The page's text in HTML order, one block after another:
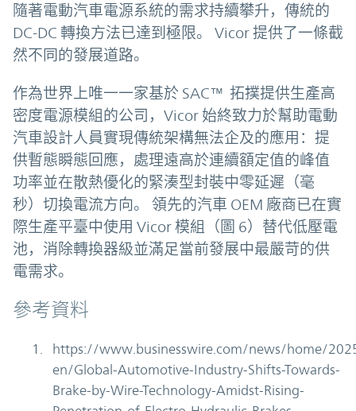
隨著電動汽車電源系統的需求持續攀升，傳統的
DC-DC 轉換方法已達到極限。 Vicor 提供了一條截
然不同的發展道路。
作為世界上唯一一家基於 SAC™ 拓撲提供生產高
密度電源模組的公司，Vicor 始終致力於幫助電動
汽車設計人員實現傳統架構無法企及的應用：提
供暫態瞬態回應，處理遠高於連續額定值的峰值
功率並在散熱優化的緊湊型封裝中零延遲（毫
秒）切換電流方向。 領先的汽車 OEM 廠商已在實
際生產平臺中使用 Vicor 模組（圖 6）替代低壓電
池，消除轉換器級並滿足當前發展中最嚴苛的供
電需求。
參考資料
https://www.businesswire.com/news/home/
en/Global-Automotive-Industry-Shifts-Towards-
Brake-by-Wire-Technology-Amidst-Rising-